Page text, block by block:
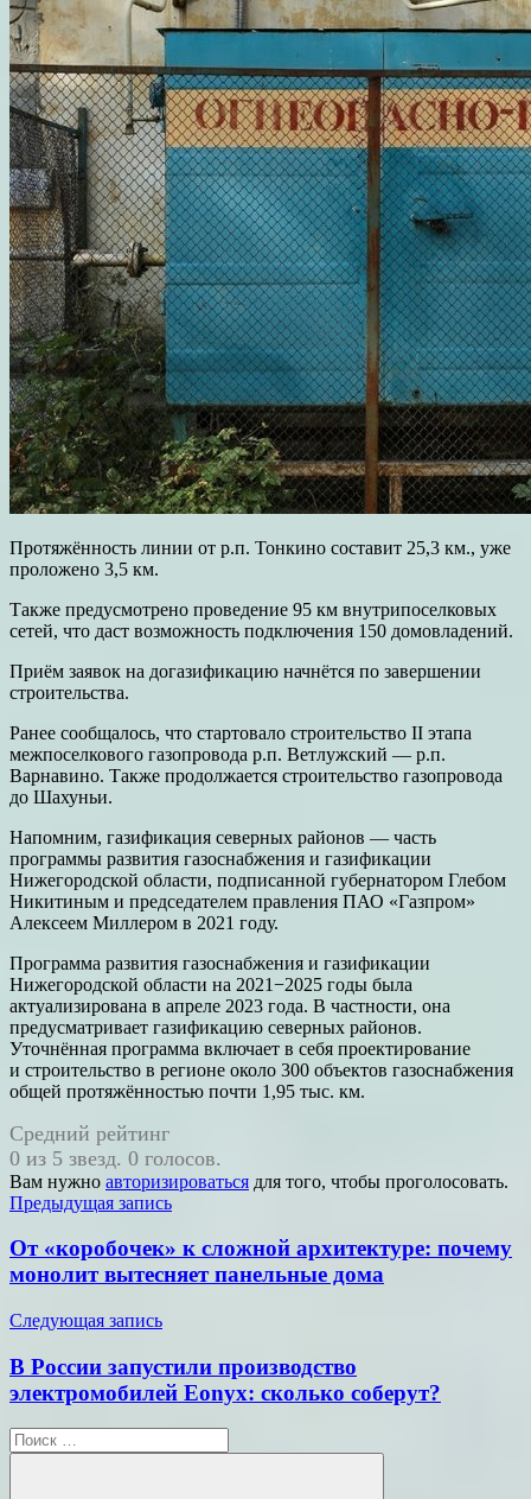
Протяжённость линии от р.п. Тонкино составит 25,3 км., уже
проложено 3,5 км.
Также предусмотрено проведение 95 км внутрипоселковых
сетей, что даст возможность подключения 150 домовладений.
Приём заявок на догазификацию начнётся по завершении
строительства.
Ранее сообщалось, что стартовало строительство II этапа
межпоселкового газопровода р.п. Ветлужский — р.п.
Варнавино. Также продолжается строительство газопровода
до Шахуньи.
Напомним, газификация северных районов — часть
программы развития газоснабжения и газификации
Нижегородской области, подписанной губернатором Глебом
Никитиным и председателем правления ПАО «Газпром»
Алексеем Миллером в 2021 году.
Программа развития газоснабжения и газификации
Нижегородской области на 2021−2025 годы была
актуализирована в апреле 2023 года. В частности, она
предусматривает газификацию северных районов.
Уточнённая программа включает в себя проектирование
и строительство в регионе около 300 объектов газоснабжения
общей протяжённостью почти 1,95 тыс. км.
Средний рейтинг
0 из 5 звезд. 0 голосов.
Вам нужно авторизироваться для того, чтобы проголосовать.
Навигация
по
записям
Предыдущая запись
От «коробочек» к сложной архитектуре: почему
монолит вытесняет панельные дома
Следующая запись
В России запустили производство
электромобилей Eonyx: сколько соберут?
Поиск
для: